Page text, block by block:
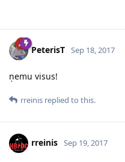
PeterisT Sep 18, 2017
ņemu visus!
rreinis replied to this.
rreinis Sep 19, 2017